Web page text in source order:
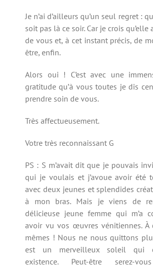
Je n’ai d’ailleurs qu’un seul regret :
soit pas là ce soir. Car je crois
de vous et, à cet instant précis, de
être, enfin.
Alors oui ! C’est avec une
gratitude qu’à vous toutes je dis
prendre soin de vous.
Très affectueusement.
Votre très reconnaissant G
PS : S m’avait dit que je pouvais
qui je voulais et j’avoue avoir été
avec deux jeunes et splendides
à mon bras. Mais je viens de
délicieuse jeune femme qui m’a
avoir vu vos œuvres vénitiennes. À
mêmes ! Nous ne nous quittons
est un merveilleux soleil qui
existence. Peut-être serez-